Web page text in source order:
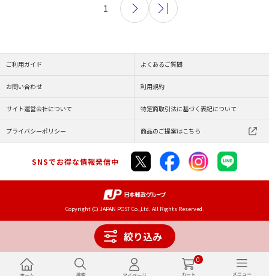
0
絞り込み
1
ご利用ガイド よくあるご質問
お問い合わせ 利用規約
サイト運営会社について 特定商取引法に基づく表記について
プライバシーポリシー 商品のご提案はこちら
SNSでお得な情報発信中
Copyright (C) JAPAN POST Co.,Ltd. All Rights Reserved.